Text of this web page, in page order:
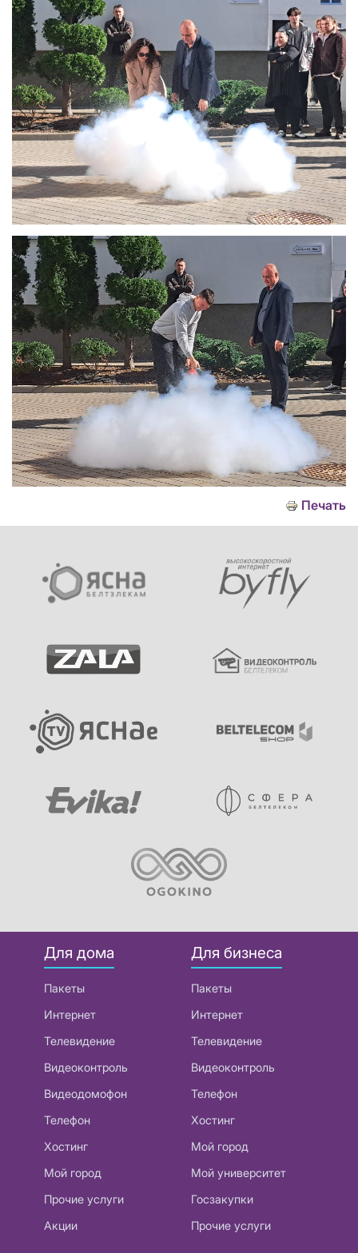
Печать
Для дома
Пакеты
Интернет
Телевидение
Видеоконтроль
Видеодомофон
Телефон
Хостинг
Мой город
Прочие услуги
Акции
Для бизнеса
Пакеты
Интернет
Телевидение
Видеоконтроль
Телефон
Хостинг
Мой город
Мой университет
Госзакупки
Прочие услуги